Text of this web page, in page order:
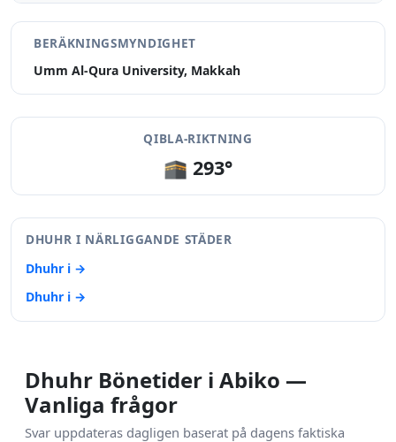
BERÄKNINGSMYNDIGHET
Umm Al-Qura University, Makkah
QIBLA-RIKTNING
🕋 293°
DHUHR I NÄRLIGGANDE STÄDER
Dhuhr i →
Dhuhr i →
Dhuhr Bönetider i Abiko —
Vanliga frågor
Svar uppdateras dagligen baserat på dagens faktiska